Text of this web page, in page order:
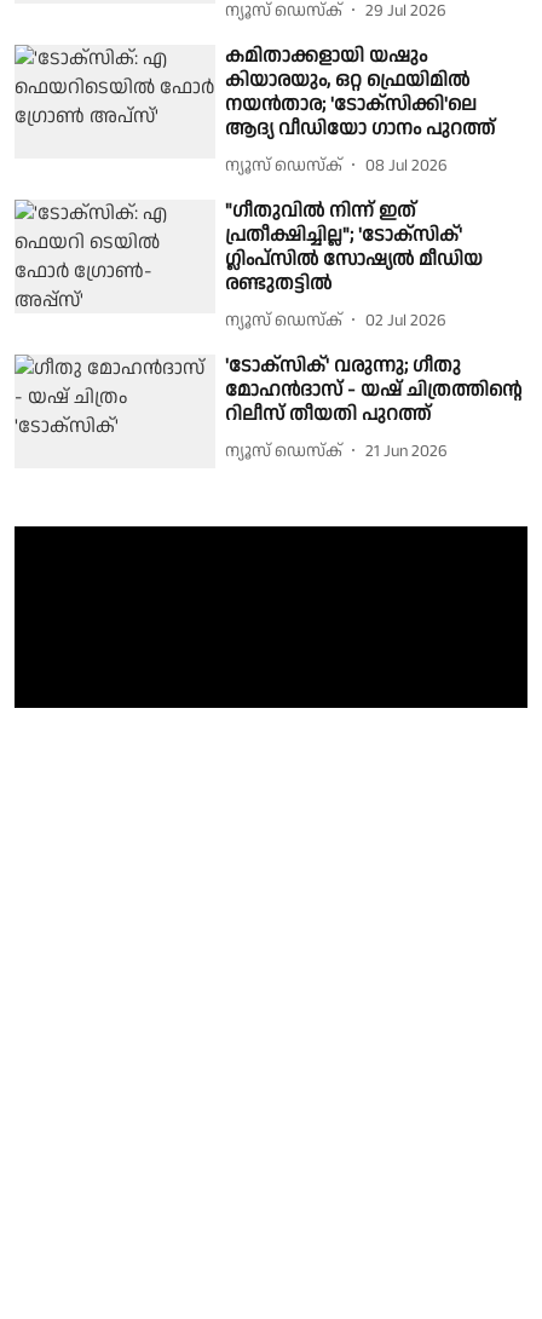
ന്യൂസ് ഡെസ്ക് 29 Jul 2026
കമിതാക്കളായി യഷും
കിയാരയും, ഒറ്റ ഫ്രെയിമിൽ
നയൻതാര; 'ടോക്സിക്കി'ലെ
ആദ്യ വീഡിയോ ഗാനം പുറത്ത്
ന്യൂസ് ഡെസ്ക് 08 Jul 2026
"ഗീതുവിൽ നിന്ന് ഇത്
പ്രതീക്ഷിച്ചില്ല"; 'ടോക്സിക്'
ഗ്ലിംപ്സിൽ സോഷ്യൽ മീഡിയ
രണ്ടുതട്ടിൽ
ന്യൂസ് ഡെസ്ക് 02 Jul 2026
'ടോക്‌സിക്' വരുന്നു; ഗീതു
മോഹൻദാസ് - യഷ് ചിത്രത്തിന്റെ
റിലീസ് തീയതി പുറത്ത്
ന്യൂസ് ഡെസ്ക് 21 Jun 2026